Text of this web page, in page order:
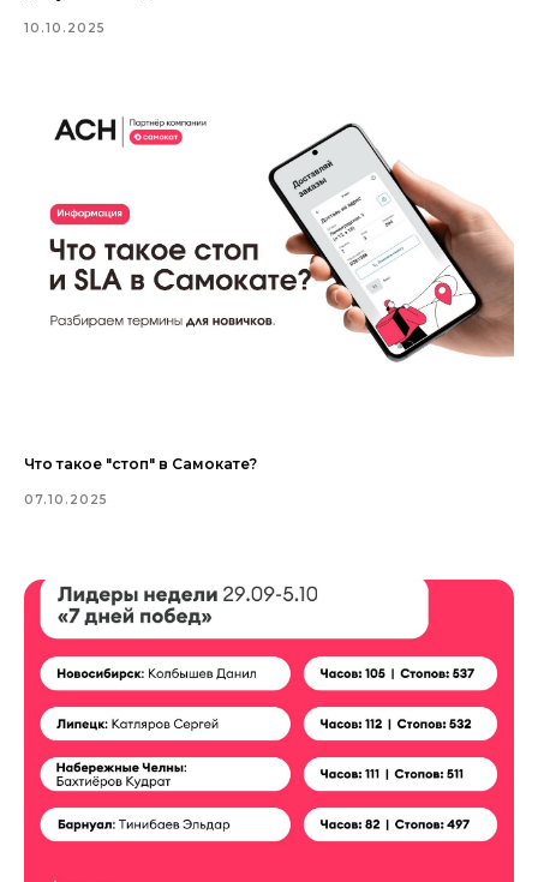
10.10.2025
Что такое "стоп" в Самокате?
07.10.2025